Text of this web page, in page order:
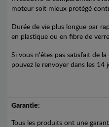
moteur soit mieux protégé
Durée de vie plus longue par
en plastique ou en fibre de
Si vous n'êtes pas satisfait de
pouvez le renvoyer dans les 14
Garantie:
Tous les produits ont une